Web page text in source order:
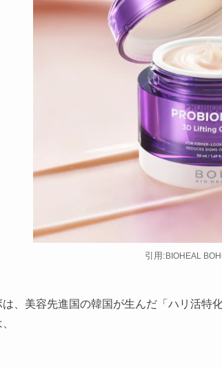
引用: BIOHEAL BOH
、美容先進国の韓国が生んだ「ハリ活特